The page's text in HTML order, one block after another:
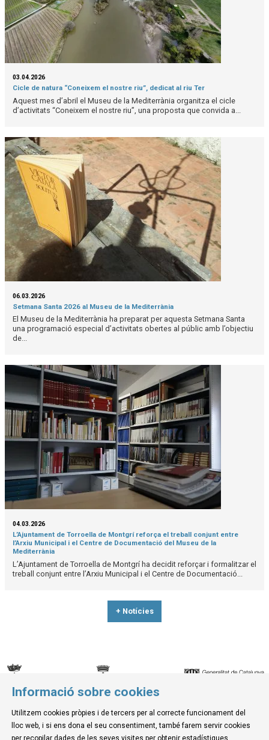
03.04.2026
Cicle de natura “Coneixem el nostre riu”, dedicat al riu Ter
Aquest mes d’abril el Museu de la Mediterrània organitza el cicle
d’activitats “Coneixem el nostre riu”, una proposta que convida a...
06.03.2026
Setmana Santa 2026 al Museu de la Mediterrània
El Museu de la Mediterrània ha preparat per aquesta Setmana Santa
una programació especial d’activitats obertes al públic amb l’objectiu
de...
04.03.2026
L’Ajuntament de Torroella de Montgrí reforça el treball conjunt entre
l’Arxiu Municipal i el Centre de Documentació del Museu de la
Mediterrània
L’Ajuntament de Torroella de Montgrí ha decidit reforçar i formalitzar el
treball conjunt entre l’Arxiu Municipal i el Centre de Documentació...
+ Notícies
© Museu de la Mediterrània
C. d'Ullà, 27-31 | 17257 Torroella de Montgrí
Tel. 972 755 180 a/e: info@museudelamediterrania.cat
Informació sobre cookies
Utilitzem cookies pròpies i de tercers per al correcte funcionament del
lloc web, i si ens dona el seu consentiment, també farem servir cookies
per recopilar dades de les seves visites per obtenir estadístiques